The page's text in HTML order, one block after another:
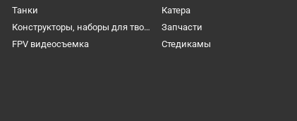
Танки
Катера
Конструкторы, наборы для творчества и настольные игры
Запчасти
FPV видеосъемка
Cтедикамы